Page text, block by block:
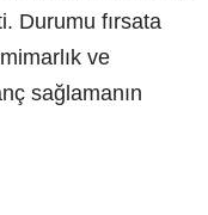
Durumu fırsata
ve
sağlamanın